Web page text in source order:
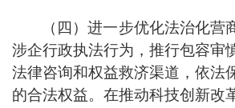
（四）进一步优化法治化营
涉企行政执法行为，推行包容审
法律咨询和权益救济渠道，依法
的合法权益。在推动科技创新改